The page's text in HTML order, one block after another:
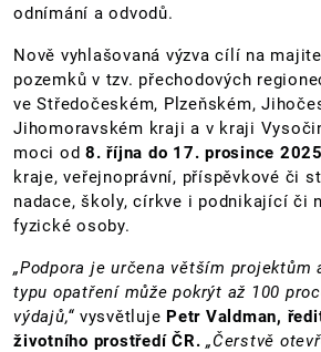
odnímání a odvodů.
Nově vyhlašovaná výzva cílí na
pozemků v tzv. přechodových
ve Středočeském, Plzeňském,
Jihomoravském kraji a v kraji
moci od 8. října do 17. prosince 2025
kraje, veřejnoprávní, příspěvkové či
nadace, školy, církve i podnikající či
fyzické osoby.
„Podpora je určena větším projektům
typu opatření může pokrýt až 100
výdajů,“ vysvětluje Petr Valdman,
životního prostředí ČR. „Čerstvě